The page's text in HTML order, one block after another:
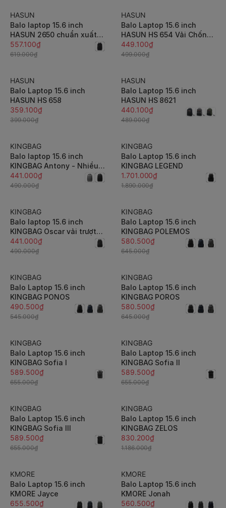
-10%
HASUN
Balo laptop 15.6 inch
HASUN 2650 chuẩn xuất
khẩu, chống thấm hiệu
quả, đai gài vali tiện lợi
557.100₫
619.000₫
-10%
HASUN
Balo Laptop 15.6 inch
HASUN HS 654 Vải Chống
Thấm, Dày Dặn Bền Bỉ
449.100₫
499.000₫
-10%
HASUN
Balo Laptop 15.6 inch
HASUN HS 658
359.100₫
399.000₫
-10%
HASUN
Balo Laptop 15.6 inch
HASUN HS 8621
440.100₫
489.000₫
-10%
KINGBAG
Balo laptop 15.6 inch
KINGBAG Antony - Nhiều
ngăn, nắp U zip, dung tích
20L, tối giản, gọn nhẹ,
441.000₫
490.000₫
-10%
KINGBAG
Balo Laptop 15.6 inch
KINGBAG LEGEND
1.701.000₫
1.890.000₫
-10%
KINGBAG
Balo laptop 15.6 inch
KINGBAG Oscar vải trượt
nước, dày dặn, gọn nhẹ,
quai đeo thoáng khí,
441.000₫
490.000₫
-10%
KINGBAG
Balo Laptop 15.6 inch
KINGBAG POLEMOS
580.500₫
645.000₫
-10%
KINGBAG
Balo Laptop 15.6 inch
KINGBAG PONOS
490.500₫
545.000₫
-10%
KINGBAG
Balo Laptop 15.6 inch
KINGBAG POROS
580.500₫
645.000₫
-10%
KINGBAG
Balo Laptop 15.6 inch
KINGBAG Sofia I
589.500₫
655.000₫
-10%
KINGBAG
Balo Laptop 15.6 inch
KINGBAG Sofia II
589.500₫
655.000₫
-10%
KINGBAG
Balo Laptop 15.6 inch
KINGBAG Sofia III
589.500₫
655.000₫
-30%
KINGBAG
Balo Laptop 15.6 inch
KINGBAG ZELOS
830.200₫
1.186.000₫
-5%
KMORE
Balo Laptop 15.6 inch
KMORE Jayce
655.500₫
-5%
KMORE
Balo Laptop 15.6 inch
KMORE Jonah
560.500₫